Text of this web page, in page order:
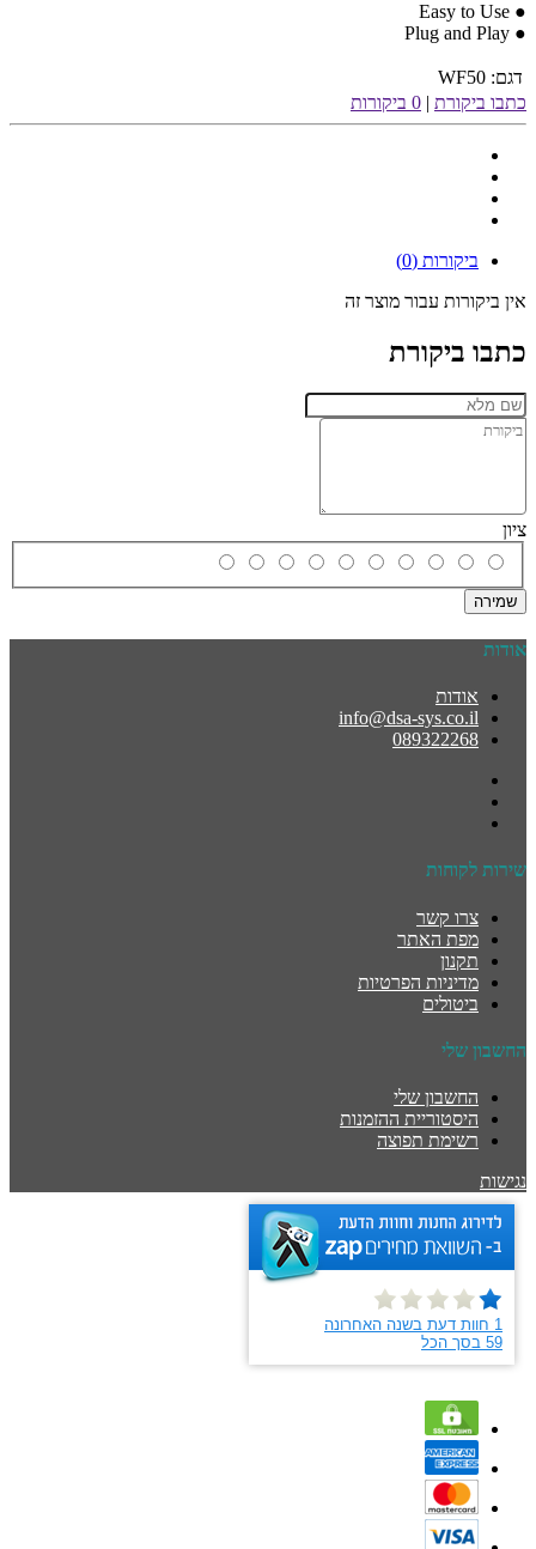
●
Easy to Use
●
Plug and Play
דגם: WF50
כתבו ביקורת | 0 ביקורות
ביקורות (0)
אין ביקורות עבור מוצר זה
כתבו ביקורת
ציון
שמירה
אודות
אודות
info@dsa-sys.co.il
089322268
שירות לקוחות
צרו קשר
מפת האתר
תקנון
מדיניות הפרטיות
ביטולים
החשבון שלי
החשבון שלי
היסטוריית ההזמנות
רשימת תפוצה
נגישות